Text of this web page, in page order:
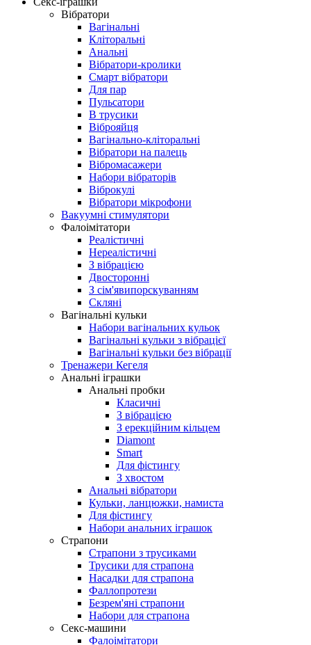
Вібратори
Вагінальні
Кліторальні
Анальні
Вібратори-кролики
Смарт вібратори
Для пар
Пульсатори
В трусики
Віброяйця
Вагінально-кліторальні
Вібратори на палець
Вібромасажери
Набори вібраторів
Віброкулі
Вібратори мікрофони
Вакуумні стимулятори
Фалоімітатори
Реалістичні
Нереалістичні
З вібрацією
Двосторонні
З сім'явипорскуванням
Скляні
Вагінальні кульки
Набори вагінальних кульок
Вагінальні кульки з вібрацієї
Вагінальні кульки без вібрації
Тренажери Кегеля
Анальні іграшки
Анальні пробки
Класичні
З вібрацією
З ерекційним кільцем
Diamont
Smart
Для фістингу
З хвостом
Анальні вібратори
Кульки, ланцюжки, намиста
Для фістингу
Набори анальних іграшок
Страпони
Страпони з трусиками
Трусики для страпона
Насадки для страпона
Фаллопротези
Безрем'яні страпони
Набори для страпона
Секс-машини
Фалоімітатори